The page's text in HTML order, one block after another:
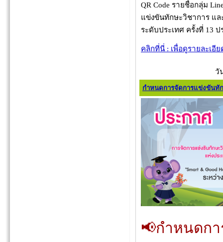
QR Code รายชื่อกลุ่ม
แข่งขันทักษะวิชาการ แ
ระดับประเทศ ครั้งที่ 13 ป
คลิกที่นี่ : เพื่อดูรายละเอีย
วั
กำหนดการจัดการแข่งขันทั
📢กำหนดก